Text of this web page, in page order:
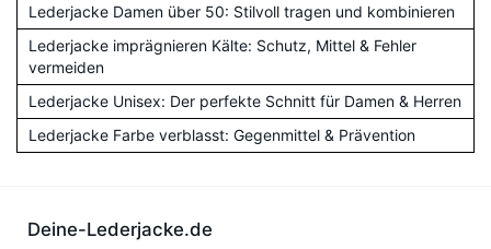
Lederjacke Damen über 50: Stilvoll tragen und kombinieren
Lederjacke imprägnieren Kälte: Schutz, Mittel & Fehler
vermeiden
Lederjacke Unisex: Der perfekte Schnitt für Damen & Herren
Lederjacke Farbe verblasst: Gegenmittel & Prävention
Deine-Lederjacke.de